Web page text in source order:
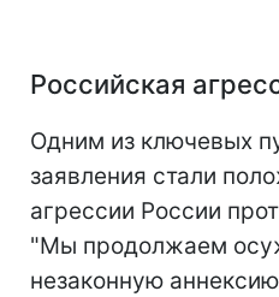
Российская
Одним из ключевых
заявления стали
агрессии России
"Мы продолжаем
незаконную